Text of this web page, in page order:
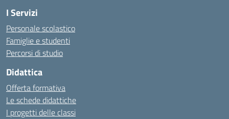
I Servizi
Personale scolastico
Famiglie e studenti
Percorsi di studio
Didattica
Offerta formativa
Le schede didattiche
I progetti delle classi